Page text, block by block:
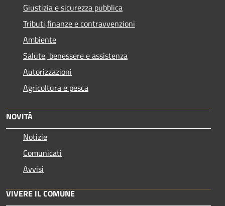
Giustizia e sicurezza pubblica
Tributi,finanze e contravvenzioni
Ambiente
Salute, benessere e assistenza
Autorizzazioni
Agricoltura e pesca
NOVITÀ
Notizie
Comunicati
Avvisi
VIVERE IL COMUNE